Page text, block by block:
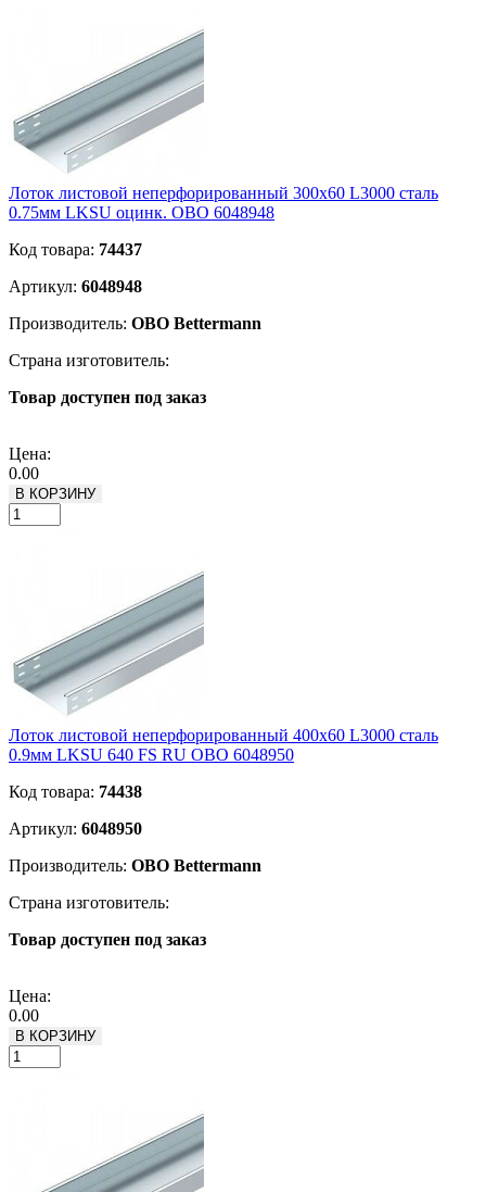
Лоток листовой неперфорированный 300х60 L3000 сталь
0.75мм LKSU оцинк. OBO 6048948
Код товара: 74437
Артикул: 6048948
Производитель: OBO Bettermann
Страна изготовитель:
Товар доступен под заказ
Цена:
0.00
В КОРЗИНУ
Лоток листовой неперфорированный 400х60 L3000 сталь
0.9мм LKSU 640 FS RU OBO 6048950
Код товара: 74438
Артикул: 6048950
Производитель: OBO Bettermann
Страна изготовитель:
Товар доступен под заказ
Цена:
0.00
В КОРЗИНУ